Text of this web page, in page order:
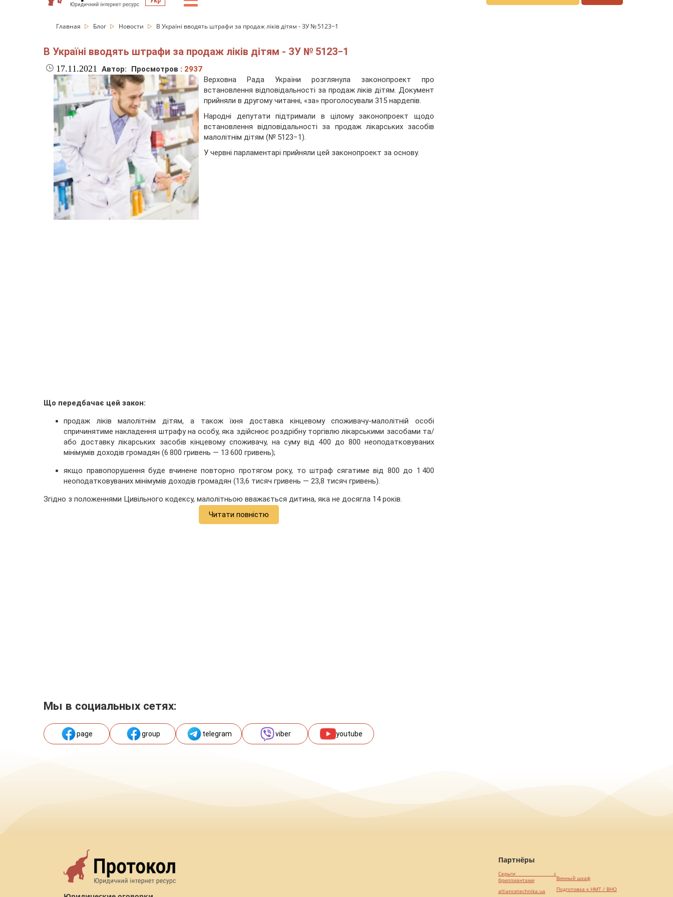
Главная Блог Новости В Україні вводять штрафи за продаж ліків дітям - ЗУ № 5123−1
В Україні вводять штрафи за продаж ліків дітям - ЗУ № 5123−1
17.11.2021 Автор: Просмотров : 2937
Верховна Рада України розглянула законопроект про
встановлення відповідальності за продаж ліків дітям. Документ
прийняли в другому читанні, «за» проголосували 315 нардепів.
Народні депутати підтримали в цілому законопроект щодо
встановлення відповідальності за продаж лікарських засобів
малолітнім дітям (№ 5123−1).
У червні парламентарі прийняли цей законопроект за основу.
Що передбачає цей закон:
продаж ліків малолітнім дітям, а також їхня доставка кінцевому споживачу-малолітній особі
спричинятиме накладення штрафу на особу, яка здійснює роздрібну торгівлю лікарськими засобами та/
або доставку лікарських засобів кінцевому споживачу, на суму від 400 до 800 неоподатковуваних
мінімумів доходів громадян (6 800 гривень — 13 600 гривень);
якщо правопорушення буде вчинене повторно протягом року, то штраф сягатиме від 800 до 1 400
неоподатковуваних мінімумів доходів громадян (13,6 тисяч гривень — 23,8 тисяч гривень).
Згідно з положеннями Цивільного кодексу, малолітньою вважається дитина, яка не досягла 14 років.
Читати повністю
Мы в социальных сетях:
page group telegram viber youtube
Партнёры
Серьги с
бриллиантами
alliancetechnika.ua
Винный шкаф
Подготовка к НМТ / ВНО